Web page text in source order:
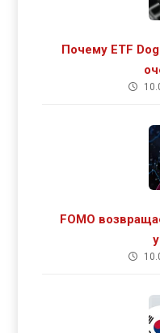
Почему ETF
FOMO